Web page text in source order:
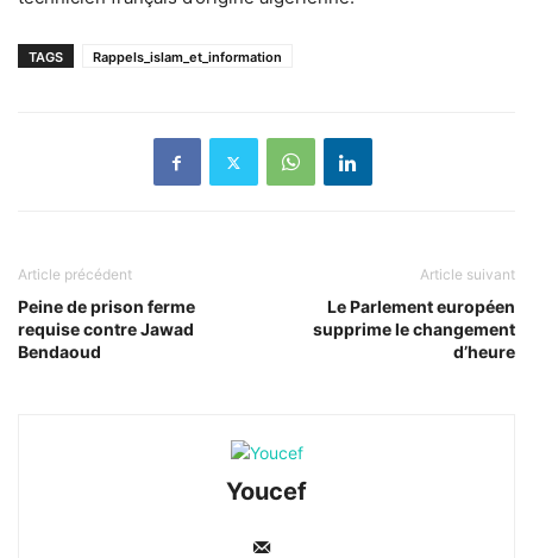
TAGS Rappels_islam_et_information
Article précédent
Peine de prison ferme
requise contre Jawad
Bendaoud
Article suivant
Le Parlement européen
supprime le changement
d’heure
Youcef